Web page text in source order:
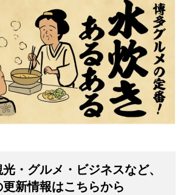
・グルメ・ビジネスなど、
新情報はこちらから